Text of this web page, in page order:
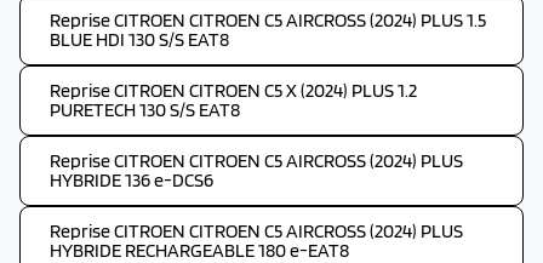
Reprise CITROEN CITROEN C5 AIRCROSS (2024) PLUS 1.5
BLUE HDI 130 S/S EAT8
Reprise CITROEN CITROEN C5 X (2024) PLUS 1.2
PURETECH 130 S/S EAT8
Reprise CITROEN CITROEN C5 AIRCROSS (2024) PLUS
HYBRIDE 136 e-DCS6
Reprise CITROEN CITROEN C5 AIRCROSS (2024) PLUS
HYBRIDE RECHARGEABLE 180 e-EAT8